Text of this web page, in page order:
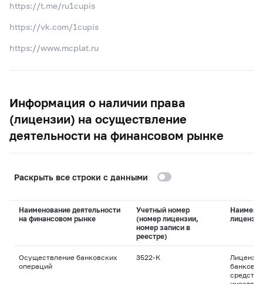
https://t.me/ru1cupis
https://vk.com/1cupis
https://www.mcplat.ru
Информация о наличии права
(лицензии) на осуществление
деятельности на финансовом рынке
Раскрыть все строки с данными
Наименование деятельности
на финансовом рынке
Учетный номер
(номер лицензии,
номер записи в
реестре)
лицензии
Осуществление банковских
операций
3522-К